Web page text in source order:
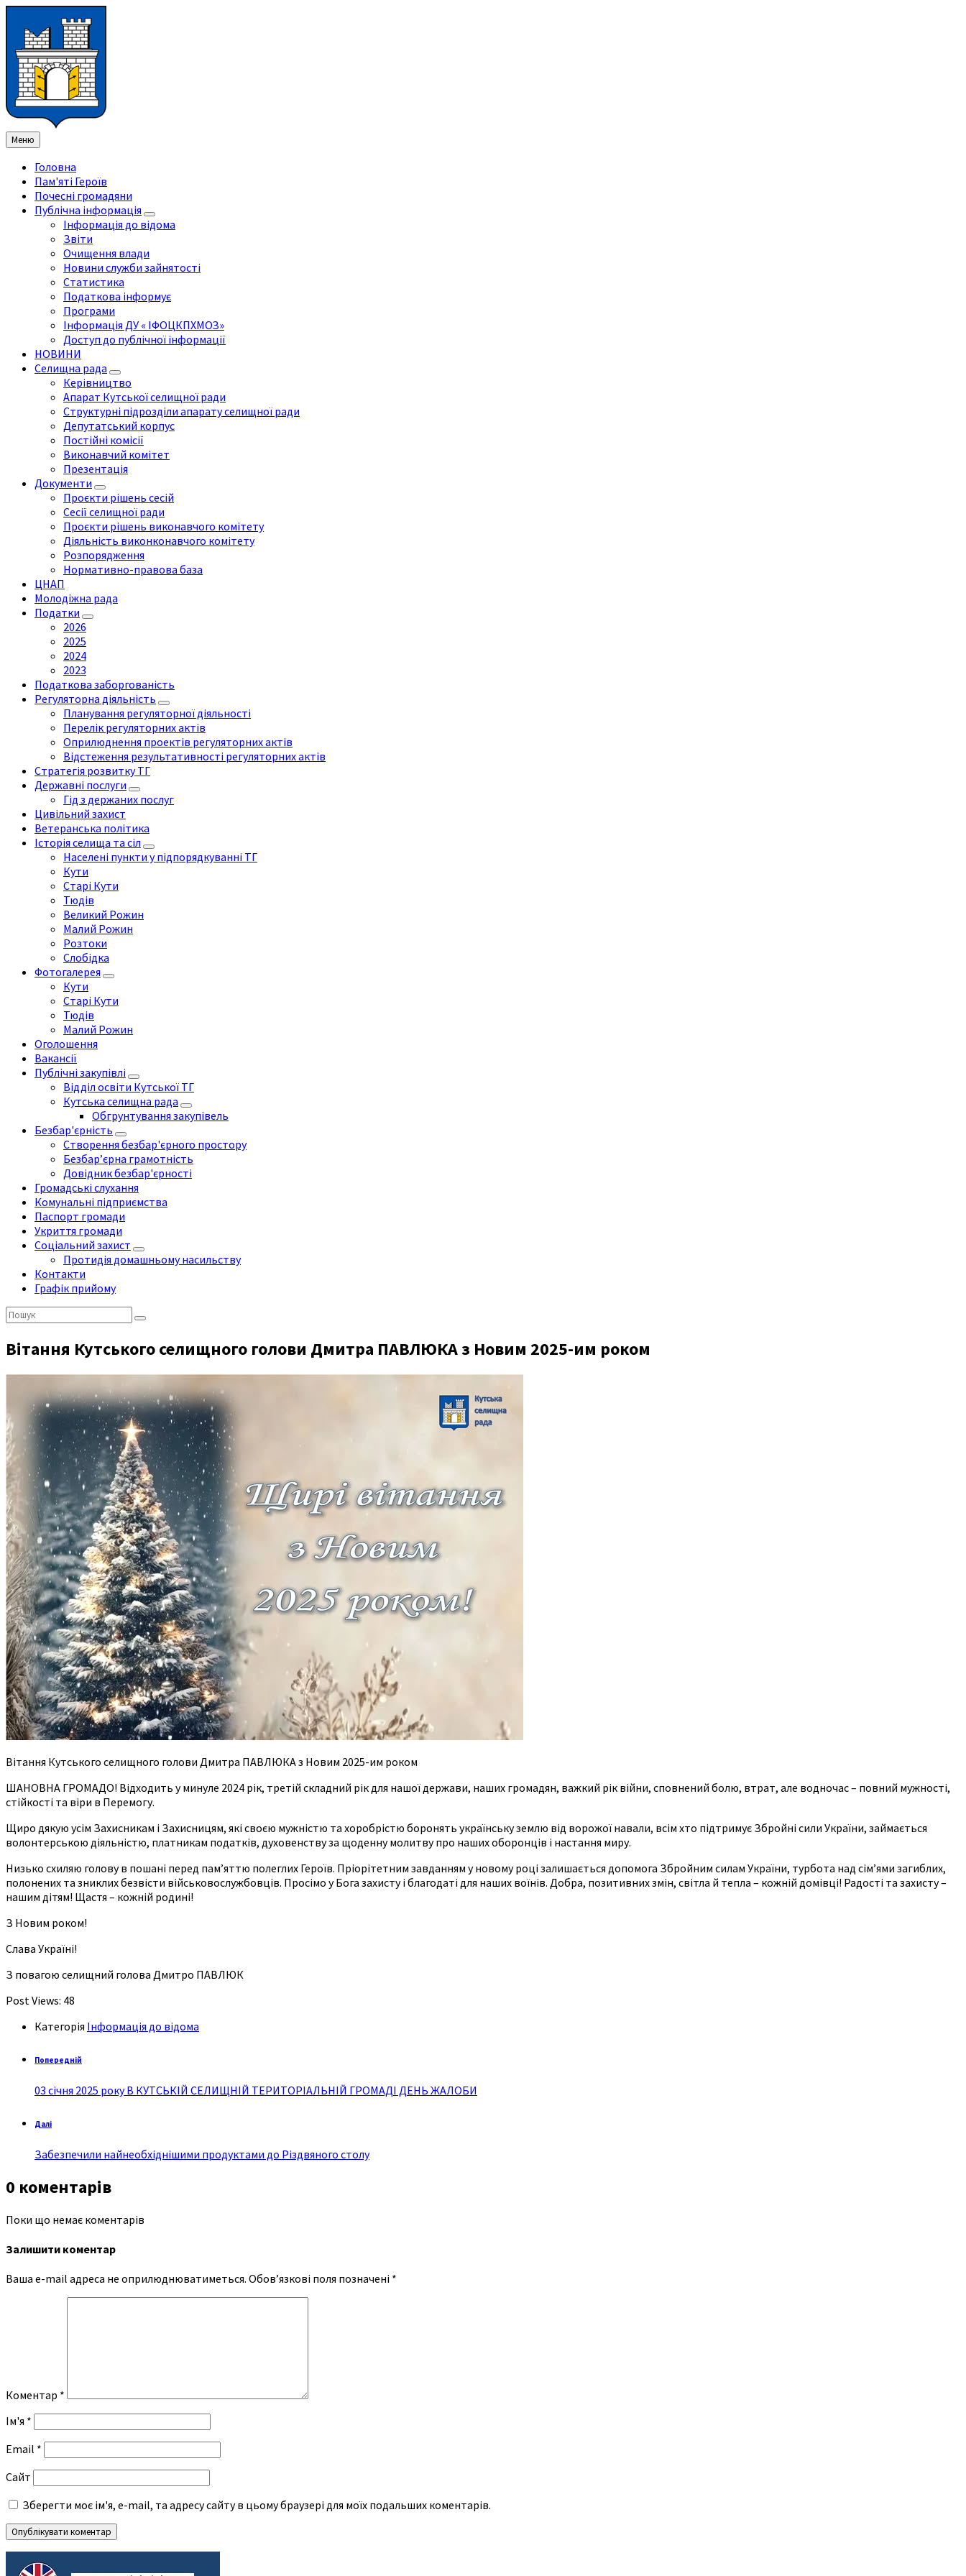
змісту
ліву
бічну
панель
праву
бічну
панель
нижнього
колонтитула
Меню
Головна
Пам'яті Героїв
Почесні громадяни
Публічна інформація
Інформація до відома
Звіти
Очищення влади
Новини служби зайнятості
Статистика
Податкова інформує
Програми
Інформація ДУ « ІФОЦКПХМОЗ»
Доступ до публічної інформації
НОВИНИ
Селищна рада
Керівництво
Апарат Кутської селищної ради
Структурні підрозділи апарату селищної ради
Депутатський корпус
Постійні комісії
Виконавчий комітет
Презентація
Документи
Проєкти рішень сесій
Сесії селищної ради
Проєкти рішень виконавчого комітету
Діяльність виконконавчого комітету
Розпорядження
Нормативно-правова база
ЦНАП
Молодіжна рада
Податки
2026
2025
2024
2023
Податкова заборгованість
Регуляторна діяльність
Планування регуляторної діяльності
Перелік регуляторних актів
Оприлюднення проектів регуляторних актів
Відстеження результативності регуляторних актів
Стратегія розвитку ТГ
Державні послуги
Гід з держаних послуг
Цивільний захист
Ветеранська політика
Історія селища та сіл
Населені пункти у підпорядкуванні ТГ
Кути
Старі Кути
Тюдів
Великий Рожин
Малий Рожин
Розтоки
Слобідка
Фотогалерея
Кути
Старі Кути
Тюдів
Малий Рожин
Оголошення
Вакансії
Публічні закупівлі
Відділ освіти Кутської ТГ
Кутська селищна рада
Обгрунтування закупівель
Безбар'єрність
Створення безбар'єрного простору
Безбар’єрна грамотність
Довідник безбар'єрності
Громадські слухання
Комунальні підприємства
Паспорт громади
Укриття громади
Соціальний захист
Протидія домашньому насильству
Контакти
Графік прийому
Пошук:
Вітання Кутського селищного голови Дмитра ПАВЛЮКА з Новим 2025-им роком
Вітання Кутського селищного голови Дмитра ПАВЛЮКА з Новим 2025-им роком
ШАНОВНА ГРОМАДО! Відходить у минуле 2024 рік, третій складний рік для нашої держави, наших громадян, важкий рік війни, сповнений болю, втрат, але водночас – повний мужності,
стійкості та віри в Перемогу.
Щиро дякую усім Захисникам і Захисницям, які своєю мужністю та хоробрістю боронять українську землю від ворожої навали, всім хто підтримує Збройні сили України, займається
волонтерською діяльністю, платникам податків, духовенству за щоденну молитву про наших оборонців і настання миру.
Низько схиляю голову в пошані перед пам’яттю полеглих Героїв. Пріорітетним завданням у новому році залишається допомога Збройним силам України, турбота над сім’ями загиблих,
полонених та зниклих безвісти військовослужбовців. Просімо у Бога захисту і благодаті для наших воїнів. Добра, позитивних змін, світла й тепла – кожній домівці! Радості та захисту –
нашим дітям! Щастя – кожній родині!
З Новим роком!
Слава Україні!
З повагою селищний голова Дмитро ПАВЛЮК
Post Views: 48
Категорія Інформація до відома
Попередній
03 січня 2025 року В КУТСЬКІЙ СЕЛИЩНІЙ ТЕРИТОРІАЛЬНІЙ ГРОМАДІ ДЕНЬ ЖАЛОБИ
Далі
Забезпечили найнеобхіднішими продуктами до Різдвяного столу
0 коментарів
Поки що немає коментарів
Залишити коментар
Ваша e-mail адреса не оприлюднюватиметься. Обов’язкові поля позначені *
Коментар *
Ім'я *
Email *
Сайт
Зберегти моє ім'я, e-mail, та адресу сайту в цьому браузері для моїх подальших коментарів.